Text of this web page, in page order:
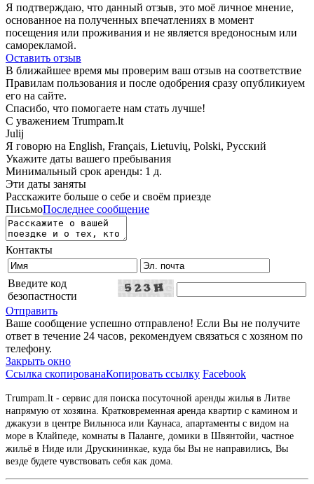
Я подтверждаю, что данный отзыв, это моё личное мнение,
основанное на полученных впечатлениях в момент
посещения или проживания и не является вредоносным или
саморекламой.
Оставить отзыв
В ближайшее время мы проверим ваш отзыв на соответствие
Правилам пользования и после одобрения сразу опубликиуем
его на сайте.
Спасибо, что помогаете нам стать лучше!
С уважением Trumpam.lt
Julij
Я говорю на English, Français, Lietuvių, Polski, Русский
Укажите даты вашего пребывания
Минимальный срок аренды: 1 д.
Эти даты заняты
Расскажите больше о себе и своём приезде
ПисьмоПоследнее сообщение
Контакты
Введите код
безопастности
Отправить
Ваше сообщение успешно отправлено! Если Вы не получите
ответ в течение 24 часов, рекомендуем связаться с хозяном по
телефону.
Закрыть окно
Ссылка скопированаКопировать ссылку Facebook
Trumpam.lt - сервис для поиска посуточной аренды жилья в Литве
напрямую от хозяина. Кратковременная аренда квартир с камином и
джакузи в центре Вильнюса или Каунаса, апартаменты с видом на
море в Клайпеде, комнаты в Паланге, домики в Швянтойи, частное
жильё в Ниде или Друскининкае, куда бы Вы не направились, Вы
везде будете чувствовать себя как дома.